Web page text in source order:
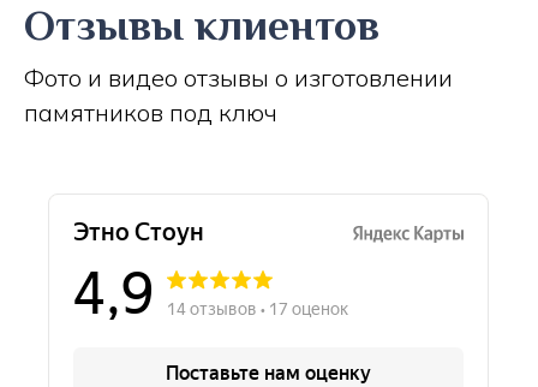
Отзывы клиентов
Фото и видео отзывы о изготовлении
памятников под ключ